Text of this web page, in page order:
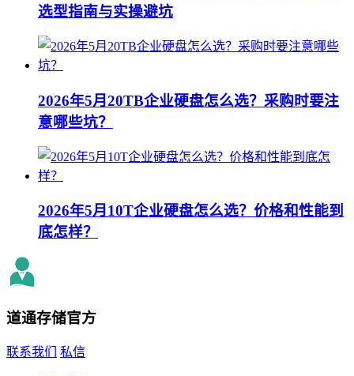
选型指南与实操避坑
2026年5月20TB企业硬盘怎么选？采购时要注
意哪些坑？
2026年5月10T企业硬盘怎么选？价格和性能到
底怎样？
道通存储官方
联系我们 私信